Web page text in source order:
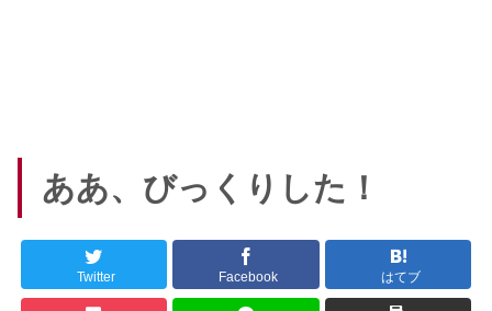
ああ、びっくりした！
Twitter Facebook はてブ